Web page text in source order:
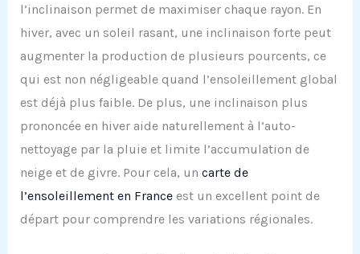
l’inclinaison permet de maximiser chaque rayon. En
hiver, avec un soleil rasant, une inclinaison forte peut
augmenter la production de plusieurs pourcents, ce
qui est non négligeable quand l’ensoleillement global
est déjà plus faible. De plus, une inclinaison plus
prononcée en hiver aide naturellement à l’auto-
nettoyage par la pluie et limite l’accumulation de
neige et de givre. Pour cela, un carte de
l’ensoleillement en Franceest un excellent point de
départ pour comprendre les variations régionales.